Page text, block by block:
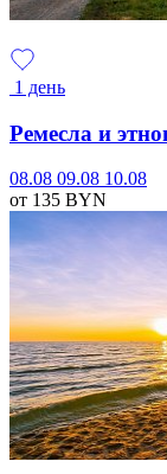
1 день
Ремесла и
08.08 09.08 10.08
от 135 BYN